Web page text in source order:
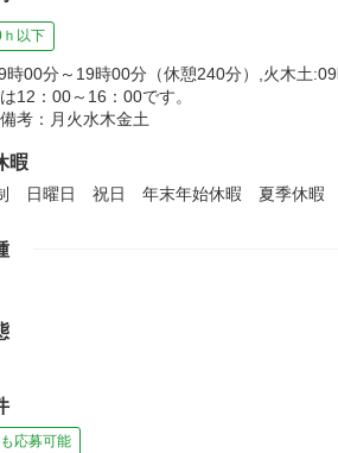
以下
時00分～19時00分（休憩240分）,火木土
12：00～16：00です。
考：月火水木金土
暇
日曜日 祝日 年末年始休暇 夏季休暇
応募可能